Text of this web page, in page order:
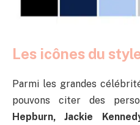
Les icônes du
Parmi les grandes
pouvons citer des
Hepburn, Jackie